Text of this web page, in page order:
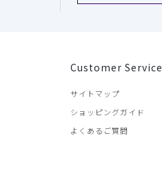
Customer Service
サイトマップ
ショッピングガイド
よくあるご質問